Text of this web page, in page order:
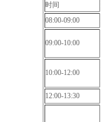
时间
08:00-09:00
09:00-10:00
10:00-12:00
12:00-13:30